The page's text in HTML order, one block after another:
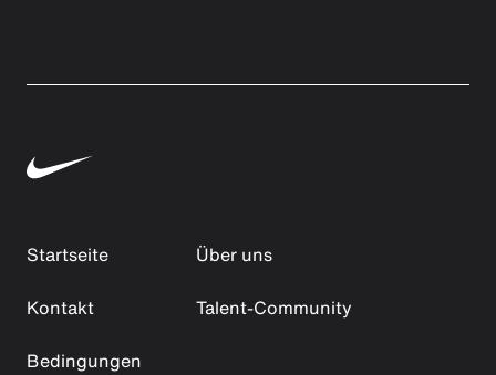
Startseite
Über uns
Kontakt
Talent-Community
Bedingungen